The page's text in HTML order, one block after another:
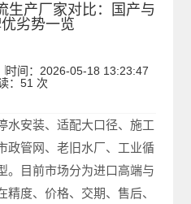
生产厂家对比：国产与
劣势一览
时间：2026-05-18 13:23:47
：51 次
水安装、适配大口径、施工
政管网、老旧水厂、工业循
。目前市场分为进口高端与
度、价格、交期、售后、